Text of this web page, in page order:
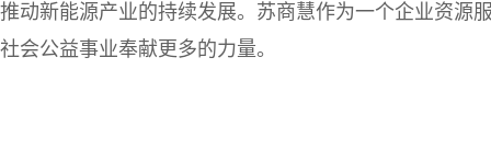
推动新能源产业的持续发展。苏商慧作为一个企业资源
社会公益事业奉献更多的力量。